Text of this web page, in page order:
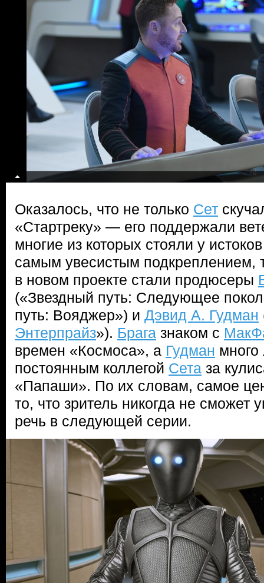
Оказалось, что не только Сет
«Стартреку» — его поддержали
многие из которых стояли у
самым увесистым подкреплением,
в новом проекте стали продюсеры
(«Звездный путь: Следующее
путь: Вояджер») и Дэвид А. Гудман
Энтерпрайз»). Брага знаком с
времен «Космоса», а Гудман много
постоянным коллегой Сета за
«Папаши». По их словам, самое
то, что зритель никогда не сможет
речь в следующей серии.